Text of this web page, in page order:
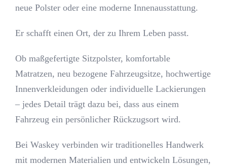
neue Polster oder eine moderne Innenausstattung.
Er schafft einen Ort, der zu Ihrem Leben passt.
Ob maßgefertigte Sitzpolster, komfortable
Matratzen, neu bezogene Fahrzeugsitze, hochwertige
Innenverkleidungen oder individuelle Lackierungen
– jedes Detail trägt dazu bei, dass aus einem
Fahrzeug ein persönlicher Rückzugsort wird.
Bei Waskey verbinden wir traditionelles Handwerk
mit modernen Materialien und entwickeln Lösungen,